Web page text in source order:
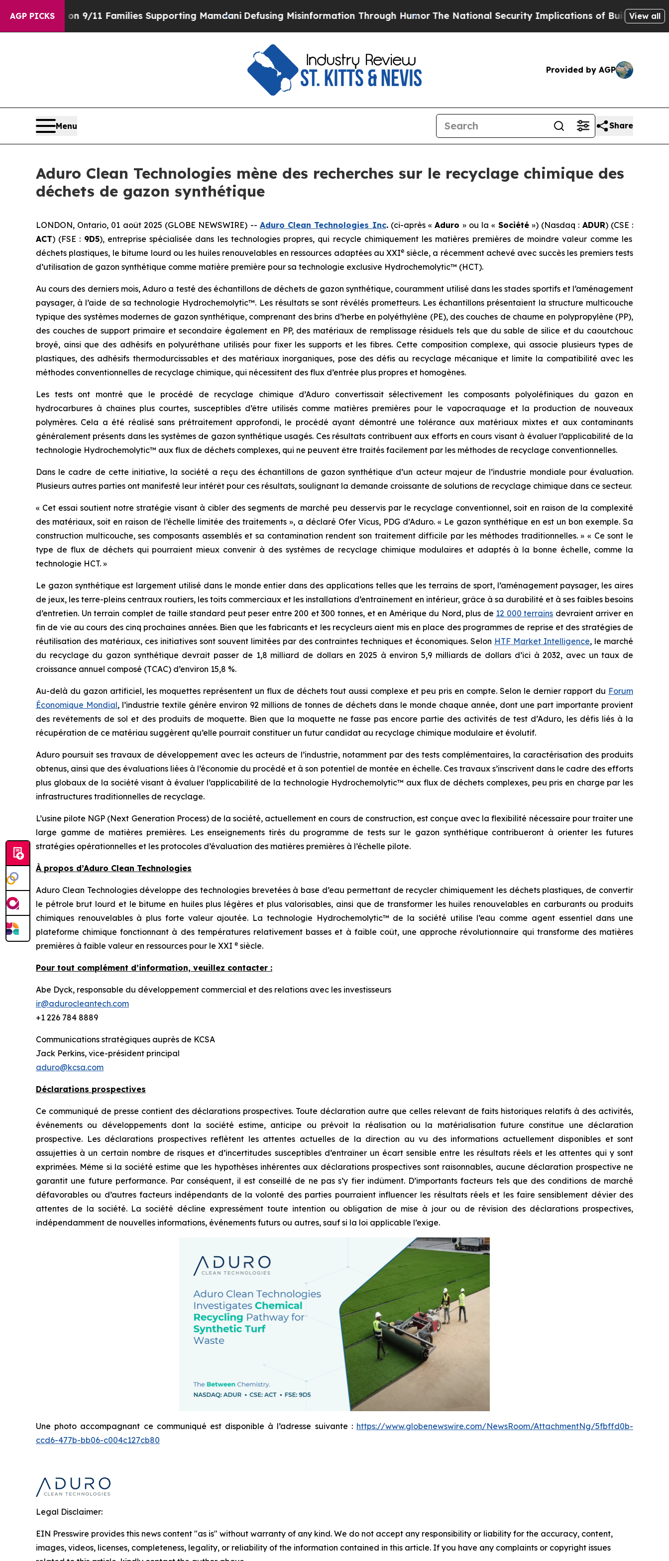
AGP PICKS
on 9/11 Families Supporting MamdaniDefusing Misinformation Through HumorThe National Security Implications of Building Frontier AI Data
View all
Provided by AGP
Menu Share
Aduro Clean Technologies mène des recherches sur le recyclage chimique des
déchets de gazon synthétique
LONDON, Ontario, 01 août 2025 (GLOBE NEWSWIRE) -- Aduro Clean Technologies Inc.(ci-après «Aduro » ou la « Société») (Nasdaq : ADUR) (CSE :
ACT) (FSE : 9D5), entreprise spécialisée dans les technologies propres, qui recycle chimiquement les matières premières de moindre valeur comme les
déchets plastiques, le bitume lourd ou les huiles renouvelables en ressources adaptées au XXIe siècle, a récemment achevé avec succès les premiers tests
d’utilisation de gazon synthétique comme matière première pour sa technologie exclusive Hydrochemolytic™ (HCT).
Au cours des derniers mois, Aduro a testé des échantillons de déchets de gazon synthétique, couramment utilisé dans les stades sportifs et l’aménagement
paysager, à l’aide de sa technologie Hydrochemolytic™. Les résultats se sont révélés prometteurs. Les échantillons présentaient la structure multicouche
typique des systèmes modernes de gazon synthétique, comprenant des brins d’herbe en polyéthylène (PE), des couches de chaume en polypropylène (PP),
des couches de support primaire et secondaire également en PP, des matériaux de remplissage résiduels tels que du sable de silice et du caoutchouc
broyé, ainsi que des adhésifs en polyuréthane utilisés pour fixer les supports et les fibres. Cette composition complexe, qui associe plusieurs types de
plastiques, des adhésifs thermodurcissables et des matériaux inorganiques, pose des défis au recyclage mécanique et limite la compatibilité avec les
méthodes conventionnelles de recyclage chimique, qui nécessitent des flux d’entrée plus propres et homogènes.
Les tests ont montré que le procédé de recyclage chimique d’Aduro convertissait sélectivement les composants polyoléfiniques du gazon en
hydrocarbures à chaînes plus courtes, susceptibles d’être utilisés comme matières premières pour le vapocraquage et la production de nouveaux
polymères. Cela a été réalisé sans prétraitement approfondi, le procédé ayant démontré une tolérance aux matériaux mixtes et aux contaminants
généralement présents dans les systèmes de gazon synthétique usagés. Ces résultats contribuent aux efforts en cours visant à évaluer l’applicabilité de la
technologie Hydrochemolytic™ aux flux de déchets complexes, qui ne peuvent être traités facilement par les méthodes de recyclage conventionnelles.
Dans le cadre de cette initiative, la société a reçu des échantillons de gazon synthétique d’un acteur majeur de l’industrie mondiale pour évaluation.
Plusieurs autres parties ont manifesté leur intérêt pour ces résultats, soulignant la demande croissante de solutions de recyclage chimique dans ce secteur.
« Cet essai soutient notre stratégie visant à cibler des segments de marché peu desservis par le recyclage conventionnel, soit en raison de la complexité
des matériaux, soit en raison de l’échelle limitée des traitements », a déclaré Ofer Vicus, PDG d’Aduro. « Le gazon synthétique en est un bon exemple. Sa
construction multicouche, ses composants assemblés et sa contamination rendent son traitement difficile par les méthodes traditionnelles. » « Ce sont le
type de flux de déchets qui pourraient mieux convenir à des systèmes de recyclage chimique modulaires et adaptés à la bonne échelle, comme la
technologie HCT. »
Le gazon synthétique est largement utilisé dans le monde entier dans des applications telles que les terrains de sport, l’aménagement paysager, les aires
de jeux, les terre-pleins centraux routiers, les toits commerciaux et les installations d’entraînement en intérieur, grâce à sa durabilité et à ses faibles besoins
d’entretien. Un terrain complet de taille standard peut peser entre 200 et 300 tonnes, et en Amérique du Nord, plus de 12 000 terrains devraient arriver en
fin de vie au cours des cinq prochaines années. Bien que les fabricants et les recycleurs aient mis en place des programmes de reprise et des stratégies de
réutilisation des matériaux, ces initiatives sont souvent limitées par des contraintes techniques et économiques. Selon HTF Market Intelligence, le marché
du recyclage du gazon synthétique devrait passer de 1,8 milliard de dollars en 2025 à environ 5,9 milliards de dollars d’ici à 2032, avec un taux de
croissance annuel composé (TCAC) d’environ 15,8 %.
Au-delà du gazon artificiel, les moquettes représentent un flux de déchets tout aussi complexe et peu pris en compte. Selon le dernier rapport du Forum
Économique Mondial, l’industrie textile génère environ 92 millions de tonnes de déchets dans le monde chaque année, dont une part importante provient
des revêtements de sol et des produits de moquette. Bien que la moquette ne fasse pas encore partie des activités de test d’Aduro, les défis liés à la
récupération de ce matériau suggèrent qu’elle pourrait constituer un futur candidat au recyclage chimique modulaire et évolutif.
Aduro poursuit ses travaux de développement avec les acteurs de l’industrie, notamment par des tests complémentaires, la caractérisation des produits
obtenus, ainsi que des évaluations liées à l’économie du procédé et à son potentiel de montée en échelle. Ces travaux s’inscrivent dans le cadre des efforts
plus globaux de la société visant à évaluer l’applicabilité de la technologie Hydrochemolytic™ aux flux de déchets complexes, peu pris en charge par les
infrastructures traditionnelles de recyclage.
L’usine pilote NGP (Next Generation Process) de la société, actuellement en cours de construction, est conçue avec la flexibilité nécessaire pour traiter une
large gamme de matières premières. Les enseignements tirés du programme de tests sur le gazon synthétique contribueront à orienter les futures
stratégies opérationnelles et les protocoles d’évaluation des matières premières à l’échelle pilote.
À propos d’Aduro Clean Technologies
Aduro Clean Technologies développe des technologies brevetées à base d’eau permettant de recycler chimiquement les déchets plastiques, de convertir
le pétrole brut lourd et le bitume en huiles plus légères et plus valorisables, ainsi que de transformer les huiles renouvelables en carburants ou produits
chimiques renouvelables à plus forte valeur ajoutée. La technologie Hydrochemolytic™ de la société utilise l’eau comme agent essentiel dans une
plateforme chimique fonctionnant à des températures relativement basses et à faible coût, une approche révolutionnaire qui transforme des matières
premières à faible valeur en ressources pour le XXI e siècle.
Pour tout complément d’information, veuillez contacter :
Abe Dyck, responsable du développement commercial et des relations avec les investisseurs
ir@adurocleantech.com
+1 226 784 8889
Communications stratégiques auprès de KCSA
Jack Perkins, vice-président principal
aduro@kcsa.com
Déclarations prospectives
Ce communiqué de presse contient des déclarations prospectives. Toute déclaration autre que celles relevant de faits historiques relatifs à des activités,
événements ou développements dont la société estime, anticipe ou prévoit la réalisation ou la matérialisation future constitue une déclaration
prospective. Les déclarations prospectives reflètent les attentes actuelles de la direction au vu des informations actuellement disponibles et sont
assujetties à un certain nombre de risques et d’incertitudes susceptibles d’entraîner un écart sensible entre les résultats réels et les attentes qui y sont
exprimées. Même si la société estime que les hypothèses inhérentes aux déclarations prospectives sont raisonnables, aucune déclaration prospective ne
garantit une future performance. Par conséquent, il est conseillé de ne pas s’y fier indûment. D’importants facteurs tels que des conditions de marché
défavorables ou d’autres facteurs indépendants de la volonté des parties pourraient influencer les résultats réels et les faire sensiblement dévier des
attentes de la société. La société décline expressément toute intention ou obligation de mise à jour ou de révision des déclarations prospectives,
indépendamment de nouvelles informations, événements futurs ou autres, sauf si la loi applicable l’exige.
Une photo accompagnant ce communiqué est disponible à l’adresse suivante : https://www.globenewswire.com/NewsRoom/AttachmentNg/5fbffd0b-
ccd6-477b-bb06-c004c127cb80
Legal Disclaimer:
EIN Presswire provides this news content "as is" without warranty of any kind. We do not accept any responsibility or liability for the accuracy, content,
images, videos, licenses, completeness, legality, or reliability of the information contained in this article. If you have any complaints or copyright issues